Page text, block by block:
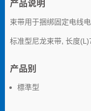
产品说明
束带用于捆绑固定电线
标准型尼龙束带, 长度
产品别
標準型